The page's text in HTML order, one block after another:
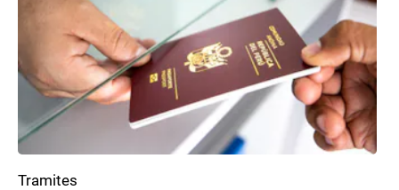
Tramites